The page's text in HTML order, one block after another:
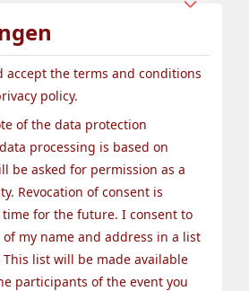
accept the terms and conditions
policy.
of the data protection
processing is based on
be asked for permission as a
Revocation of consent is
time for the future. I consent to
my name and address in a list
list will be made available
participants of the event you